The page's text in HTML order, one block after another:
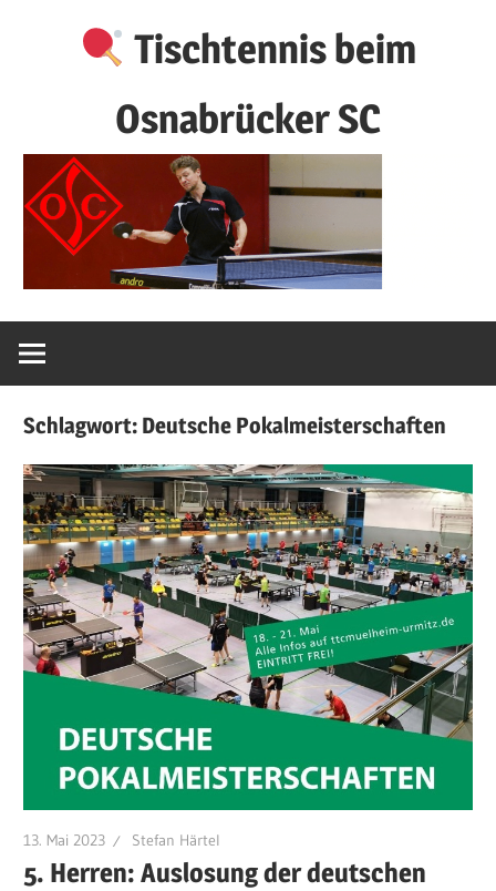
Tischtennis beim
Osnabrücker SC
Schlagwort: Deutsche Pokalmeisterschaften
13. Mai 2023 Stefan Härtel
5. Herren: Auslosung der deutschen